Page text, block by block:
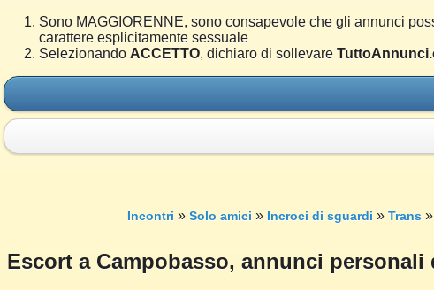
Sono MAGGIORENNE, sono consapevole che gli annunci
carattere esplicitamente sessuale
Selezionando ACCETTO, dichiaro di sollevare
Incontri » Solo amici » Incroci di sguardi » Trans »
Escort a Campobasso, annunci personali